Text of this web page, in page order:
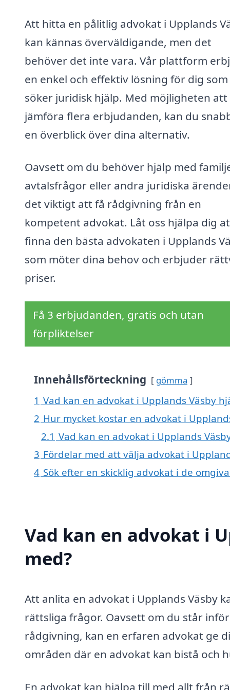
Att hitta en pålitlig advokat i Upplands
kan kännas överväldigande, men det
behöver det inte vara. Vår plattform
en enkel och effektiv lösning för dig som
söker juridisk hjälp. Med möjligheten att
jämföra flera erbjudanden, kan du
en överblick över dina alternativ.
Oavsett om du behöver hjälp med
avtalsfrågor eller andra juridiska
det viktigt att få rådgivning från en
kompetent advokat. Låt oss hjälpa dig
finna den bästa advokaten i Upplands
som möter dina behov och erbjuder
priser.
Få 3 erbjudanden, gratis och utan
förpliktelser
Innehållsförteckning gömma
1 Vad kan en advokat i Upplands Väsby
2 Hur mycket kostar en advokat i
2.1 Vad kan en advokat i Upplands
3 Fördelar med att välja advokat i
4 Sök efter en skicklig advokat i de
Vad kan en advokat i
med?
Att anlita en advokat i Upplands Väsby
rättsliga frågor. Oavsett om du står
rådgivning, kan en erfaren advokat ge
områden där en advokat kan bistå och
En advokat kan hjälpa till med allt från